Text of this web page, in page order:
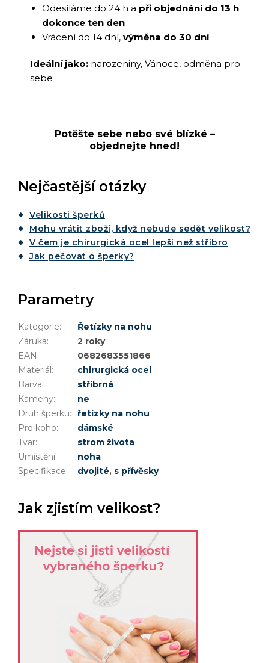
Odesíláme do 24 h a při objednání do 13 h
dokonce ten den
Vrácení do 14 dní, výměna do 30 dní
Ideální jako: narozeniny, Vánoce, odměna pro
sebe
Potěšte sebe nebo své blízké –
objednejte hned!
Nejčastější otázky
Velikosti šperků
Mohu vrátit zboží, když nebude sedět velikost?
V čem je chirurgická ocel lepší než stříbro
Jak pečovat o šperky?
Parametry
Kategorie:
Řetízky na nohu
Záruka:
2 roky
EAN:
0682683551866
Materiál:
chirurgická ocel
Barva:
stříbrná
Kameny:
ne
Druh šperku:
řetízky na nohu
Pro koho:
dámské
Tvar:
strom života
Umístění:
noha
Specifikace: dvojité, s přívěsky
Jak zjistím velikost?